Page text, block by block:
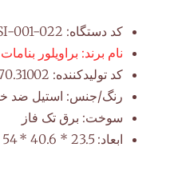
کد دستگاه: 001-022
نام برند: براویلور بنامات
کد تولیدکننده: THa
رنگ/جنس: استیل ضد
سوخت: برق تک فاز
ابعاد: 23.5 * 40.6 * 54 سانتی متر